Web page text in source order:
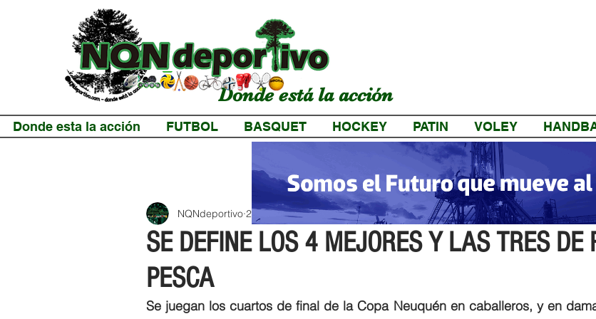
Donde está la acción
Donde esta la acción FUTBOL BASQUET HOCKEY PATIN VOLEY
SE DEFINE LOS 4 MEJORES Y LAS TRES DE
PESCA
NQNdeportivo 2 min de lectura
Se juegan los cuartos de final de la Copa Neuquén en caballeros, y en